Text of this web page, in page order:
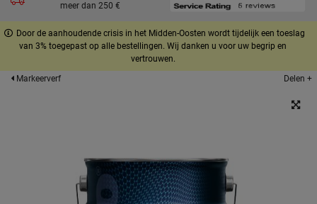
meer dan 250 €
Door de aanhoudende crisis in het Midden-Oosten wordt tijdelijk een toeslag
van 3% toegepast op alle bestellingen. Wij danken u voor uw begrip en
vertrouwen.
Markeerverf
Delen +